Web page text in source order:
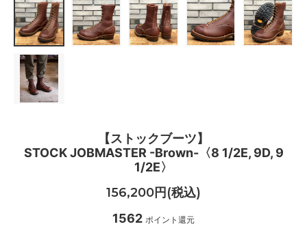
【ストックブーツ】
STOCK JOBMASTER -Brown-〈8 1/2E, 9D, 9
1/2E〉
156,200円(税込)
1562 ポイント還元